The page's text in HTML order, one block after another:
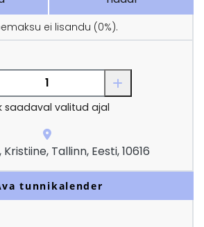
ei lisandu (0%).
saadaval valitud ajal
Tallinn, Eesti, 10616
tunnikalender